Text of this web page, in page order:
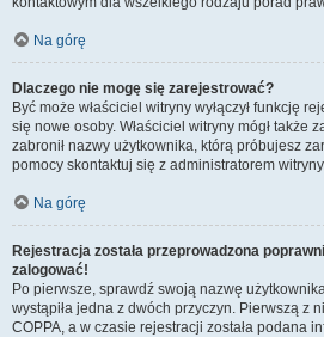
Na górę
Dlaczego nie mogę się zarejestrować?
Być może właściciel witryny wyłączył funkcję
się nowe osoby. Właściciel witryny mógł także
zabronił nazwy użytkownika, którą próbujesz
pomocy skontaktuj się z administratorem
Na górę
Rejestracja została przeprowadzona
zalogować!
Po pierwsze, sprawdź swoją nazwę
wystąpiła jedna z dwóch przyczyn. Pierwszą z
COPPA, a w czasie rejestracji została podana